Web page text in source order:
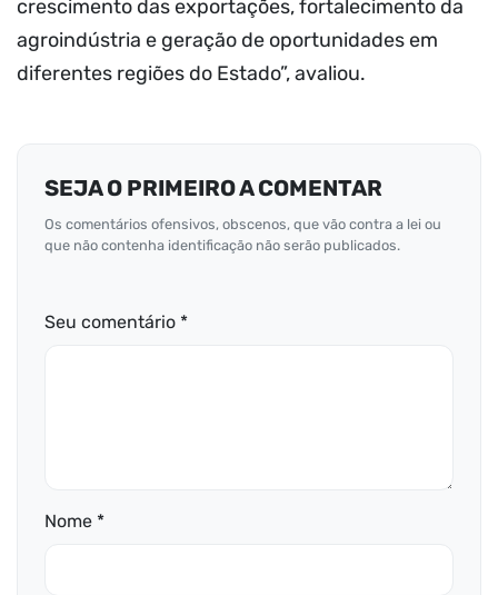
crescimento das exportações, fortalecimento da
agroindústria e geração de oportunidades em
diferentes regiões do Estado”, avaliou.
SEJA O PRIMEIRO A COMENTAR
Os comentários ofensivos, obscenos, que vão contra a lei ou
que não contenha identificação não serão publicados.
Seu comentário *
Nome *